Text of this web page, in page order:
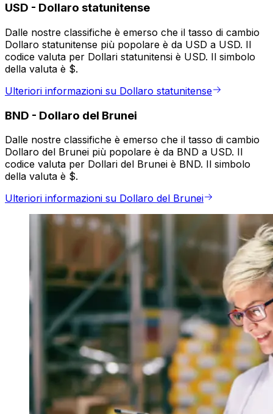
USD - Dollaro statunitense
Dalle nostre classifiche è emerso che il tasso di cambio
Dollaro statunitense più popolare è da USD a USD. Il
codice valuta per Dollari statunitensi è USD. Il simbolo
della valuta è $.
Ulteriori informazioni su Dollaro statunitense
BND - Dollaro del Brunei
Dalle nostre classifiche è emerso che il tasso di cambio
Dollaro del Brunei più popolare è da BND a USD. Il
codice valuta per Dollari del Brunei è BND. Il simbolo
della valuta è $.
Ulteriori informazioni su Dollaro del Brunei